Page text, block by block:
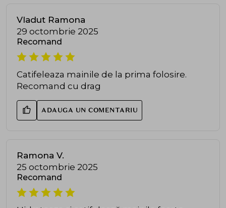
Vladut Ramona
29 octombrie 2025
Recomand
Catifeleaza mainile de la prima folosire.
Recomand cu drag
ADAUGA UN COMENTARIU
Ramona V.
25 octombrie 2025
Recomand